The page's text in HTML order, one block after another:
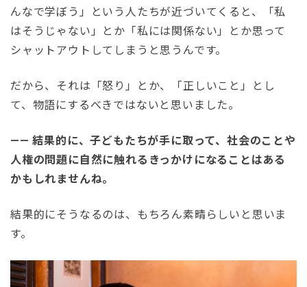
んなで学ぼう」という人たちが近づいてくると、「私
はそうじゃない」とか「私には関係ない」とか思って
シャットアウトしてしまうと思うんです。
だから、それは「怒り」とか、「正しいこと」とし
て、物語にするべきではないと思いました。
—— 結果的に、子どもたちが手に取って、社会のことや
人権の問題に自然に触れるきっかけになることはある
かもしれませんね。
結果的にそうなるのは、もちろん素晴らしいと思いま
す。